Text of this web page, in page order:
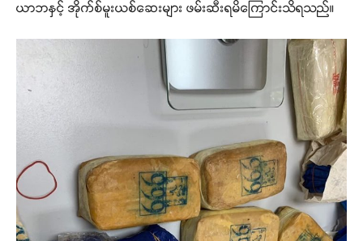
ယာဘနှင့် အိုက်စ်မူးယစ်ဆေးများ ဖမ်းဆီးရမိကြောင်းသိရသည်။